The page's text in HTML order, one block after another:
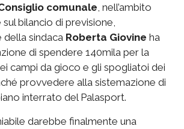
comunale , nell’ambito
bilancio di previsione,
della sindaca Roberta Giovine ha
di spendere 140mila per la
campi da gioco e gli spogliatoi dei
provvedere alla sistemazione di
interrato del Palasport.
darebbe finalmente una